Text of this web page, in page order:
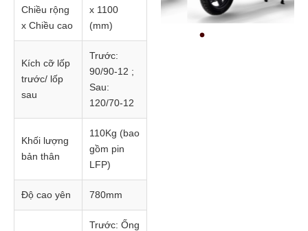
Chiều rộng
x Chiều cao
x 1100
(mm)
Kích cỡ lốp
trước/ lốp
sau
Trước:
90/90-12 ;
Sau:
120/70-12
Khối lượng
bản thân
110Kg (bao
gồm pin
LFP)
Độ cao yên 780mm
Trước: Ống